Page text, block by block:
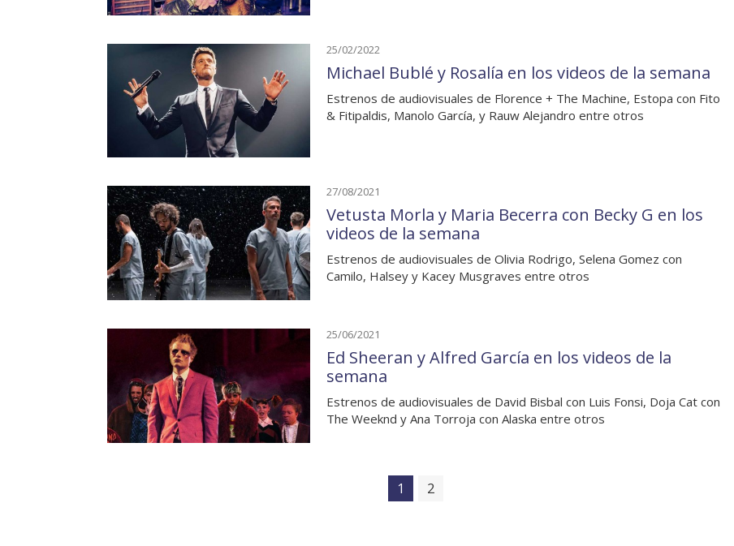
25/02/2022
Michael Bublé y Rosalía en los videos de la semana
Estrenos de audiovisuales de Florence + The Machine, Estopa con Fito
& Fitipaldis, Manolo García, y Rauw Alejandro entre otros
27/08/2021
Vetusta Morla y Maria Becerra con Becky G en los
videos de la semana
Estrenos de audiovisuales de Olivia Rodrigo, Selena Gomez con
Camilo, Halsey y Kacey Musgraves entre otros
25/06/2021
Ed Sheeran y Alfred García en los videos de la
semana
Estrenos de audiovisuales de David Bisbal con Luis Fonsi, Doja Cat con
The Weeknd y Ana Torroja con Alaska entre otros
1 2